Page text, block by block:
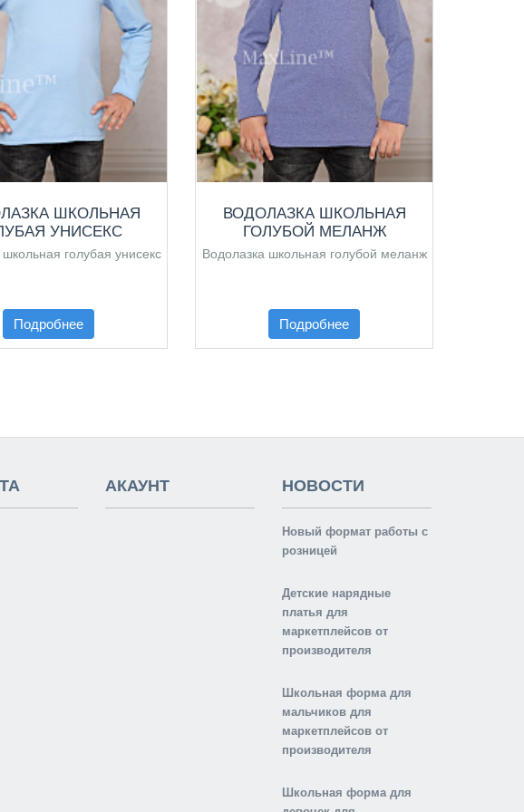
ШКОЛЬНАЯ
УНИСЕКС
голубая унисекс
Подробнее
ВОДОЛАЗКА ШКОЛЬНАЯ
ГОЛУБОЙ МЕЛАНЖ
Водолазка школьная голубой меланж
Подробнее
АКАУНТ НОВОСТИ
Новый формат работы с
розницей
Детские нарядные
платья для
маркетплейсов от
производителя
Школьная форма для
мальчиков для
маркетплейсов от
производителя
Школьная форма для